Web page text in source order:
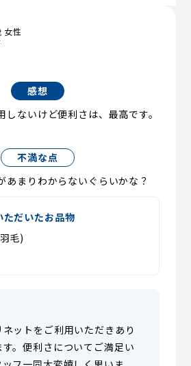
女性
感想
しないけど便利さは、最高です。
不満な点
あまりわからないぐらいかな？
ただいたお品物
毛)
ットをご利用いただきあり
。便利さについてご満足い